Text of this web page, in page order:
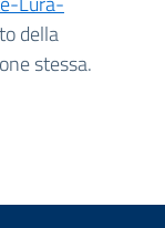
della
stessa.